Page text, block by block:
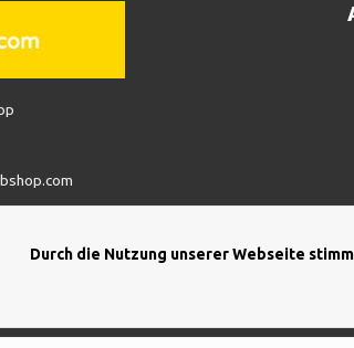
Durch die Nutzung unserer Webseite